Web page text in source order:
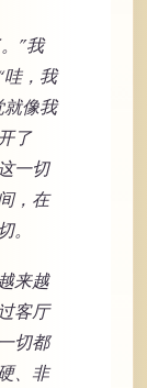
”我
，我
像我
了
一切
，在
来越
客厅
切都
、非